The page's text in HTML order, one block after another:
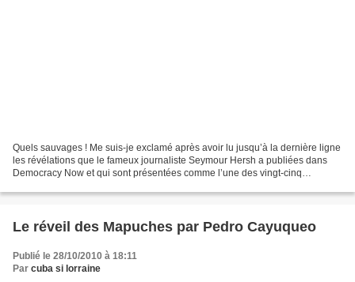
Quels sauvages ! Me suis-je exclamé après avoir lu jusqu’à la dernière ligne
les révélations que le fameux journaliste Seymour Hersh a publiées dans
Democracy Now et qui sont présentées comme l’une des vingt-cinq
Le réveil des Mapuches par Pedro Cayuqueo
Publié le 28/10/2010 à 18:11
Par cuba si lorraine